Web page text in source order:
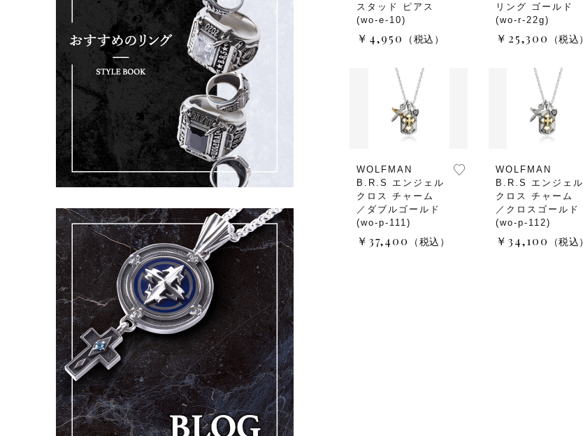
スタッド ピアス
(wo-e-10)
￥4,950 （税込）
リング ゴールド
(wo-r-22g)
￥25,300 （税込）
WOLFMAN
B.R.S エンジェル
クロス チャーム
／ダブルゴールド
(wo-p-111)
￥37,400 （税込）
WOLFMAN
B.R.S エンジェル
クロス チャーム
／クロスゴールド
(wo-p-112)
￥34,100 （税込）